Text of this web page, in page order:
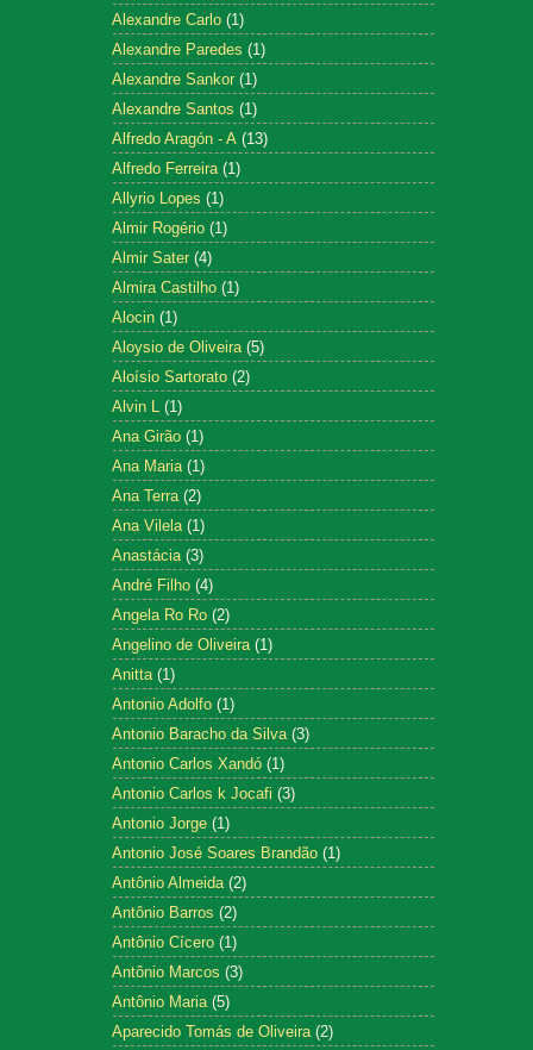
Alexandre Carlo (1)
Alexandre Paredes (1)
Alexandre Sankor (1)
Alexandre Santos (1)
Alfredo Aragón - A (13)
Alfredo Ferreira (1)
Allyrio Lopes (1)
Almir Rogério (1)
Almir Sater (4)
Almira Castilho (1)
Alocin (1)
Aloysio de Oliveira (5)
Aloísio Sartorato (2)
Alvin L (1)
Ana Girão (1)
Ana Maria (1)
Ana Terra (2)
Ana Vilela (1)
Anastácia (3)
André Filho (4)
Angela Ro Ro (2)
Angelino de Oliveira (1)
Anitta (1)
Antonio Adolfo (1)
Antonio Baracho da Silva (3)
Antonio Carlos Xandó (1)
Antonio Carlos k Jocafi (3)
Antonio Jorge (1)
Antonio José Soares Brandão (1)
Antônio Almeida (2)
Antônio Barros (2)
Antônio Cícero (1)
Antônio Marcos (3)
Antônio Maria (5)
Aparecido Tomás de Oliveira (2)